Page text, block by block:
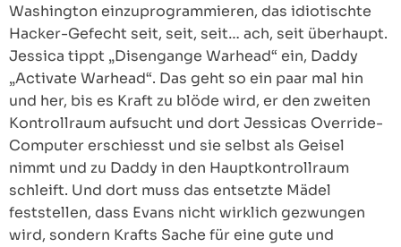
Washington einzuprogrammieren, das idiotischte
Hacker-Gefecht seit, seit, seit… ach, seit überhaupt.
Jessica tippt „Disengange Warhead“ ein, Daddy
„Activate Warhead“. Das geht so ein paar mal hin
und her, bis es Kraft zu blöde wird, er den zweiten
Kontrollraum aufsucht und dort Jessicas Override-
Computer erschiesst und sie selbst als Geisel
nimmt und zu Daddy in den Hauptkontrollraum
schleift. Und dort muss das entsetzte Mädel
feststellen, dass Evans nicht wirklich gezwungen
wird, sondern Krafts Sache für eine gute und